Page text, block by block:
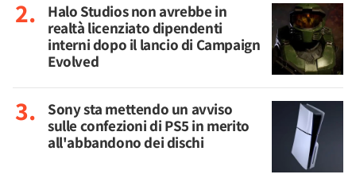
Halo Studios non avrebbe in
realtà licenziato dipendenti
interni dopo il lancio di Campaign
Evolved
Sony sta mettendo un avviso
sulle confezioni di PS5 in merito
all'abbandono dei dischi